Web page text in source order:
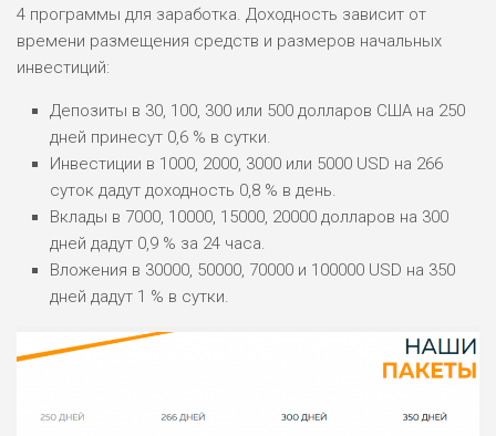
4 программы для заработка. Доходность зависит от
времени размещения средств и размеров начальных
инвестиций:
Депозиты в 30, 100, 300 или 500 долларов США на 250
дней принесут 0,6 % в сутки.
Инвестиции в 1000, 2000, 3000 или 5000 USD на 266
суток дадут доходность 0,8 % в день.
Вклады в 7000, 10000, 15000, 20000 долларов на 300
дней дадут 0,9 % за 24 часа.
Вложения в 30000, 50000, 70000 и 100000 USD на 350
дней дадут 1 % в сутки.